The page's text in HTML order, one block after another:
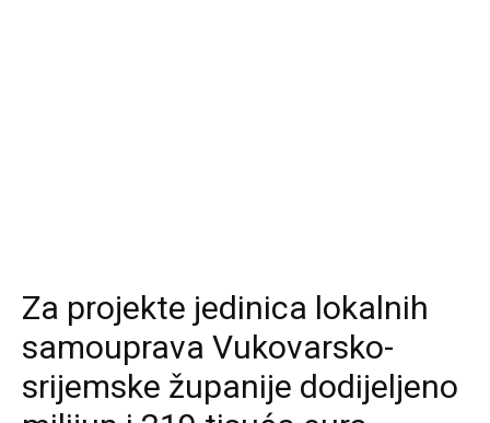
Za projekte jedinica lokalnih
samouprava Vukovarsko-
srijemske županije dodijeljeno